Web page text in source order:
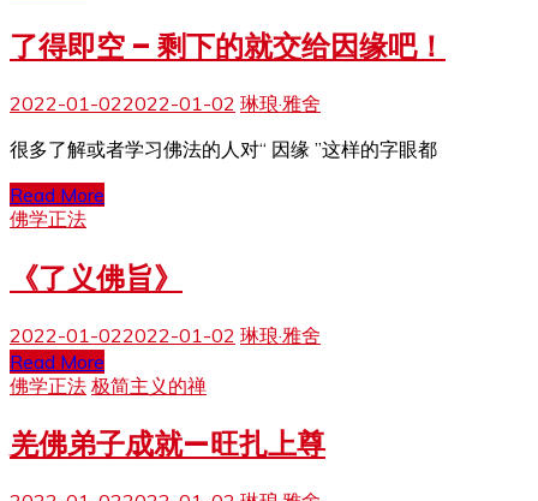
了得即空 – 剩下的就交给因缘吧！
2022-01-022022-01-02 琳琅·雅舍
很多了解或者学习佛法的人对“ 因缘 ”这样的字眼都
Read More
佛学正法
《了义佛旨》
2022-01-022022-01-02 琳琅·雅舍
Read More
佛学正法 极简主义的禅
羌佛弟子成就—旺扎上尊